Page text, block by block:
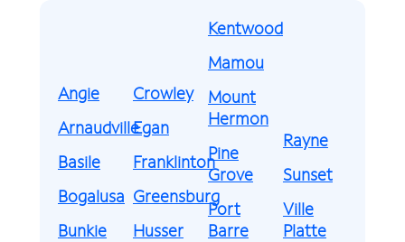
Angie
Arnaudville
Basile
Bogalusa
Bunkie
Crowley
Egan
Franklinton
Greensburg
Husser
Kentwood
Mamou
Mount
Hermon
Pine
Grove
Port
Barre
Rayne
Sunset
Ville
Platte